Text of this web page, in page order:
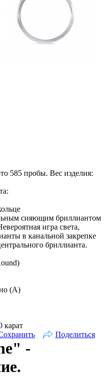
585 пробы. Вес изделия:
сияющим бриллиантом
игра света,
в канальной закрепке
бриллианта.
(А)
карат
Поделиться
-